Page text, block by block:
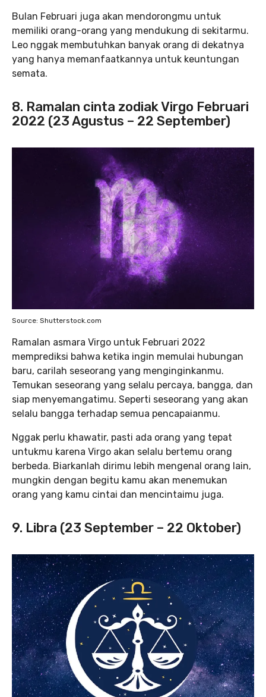
Bulan Februari juga akan mendorongmu untuk
memiliki orang-orang yang mendukung di sekitarmu.
Leo nggak membutuhkan banyak orang di dekatnya
yang hanya memanfaatkannya untuk keuntungan
semata.
8. Ramalan cinta zodiak Virgo Februari
2022 (23 Agustus – 22 September)
Source: Shutterstock.com
Ramalan asmara Virgo untuk Februari 2022
memprediksi bahwa ketika ingin memulai hubungan
baru, carilah seseorang yang menginginkanmu.
Temukan seseorang yang selalu percaya, bangga, dan
siap menyemangatimu. Seperti seseorang yang akan
selalu bangga terhadap semua pencapaianmu.
Nggak perlu khawatir, pasti ada orang yang tepat
untukmu karena Virgo akan selalu bertemu orang
berbeda. Biarkanlah dirimu lebih mengenal orang lain,
mungkin dengan begitu kamu akan menemukan
orang yang kamu cintai dan mencintaimu juga.
9. Libra (23 September – 22 Oktober)